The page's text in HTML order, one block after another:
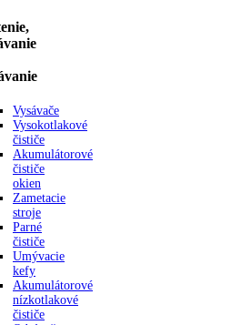
Vysávače
Vysokotlakové
čističe
Akumulátorové
čističe
okien
Zametacie
stroje
Parné
čističe
Umývacie
kefy
Akumulátorové
nízkotlakové
čističe